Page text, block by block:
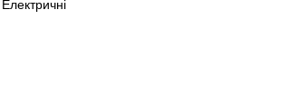
Електричні